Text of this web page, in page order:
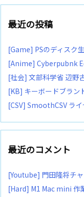
最近の投稿
[Game] PSのディスク
[Anime] Cyberpubnk
[社会] 文部科学省 辺野
[KB] キーボードブラン
[CSV] SmoothCSV ラ
最近のコメント
[Youtube] 門田隆将チ
[Hard] M1 Mac mini 作